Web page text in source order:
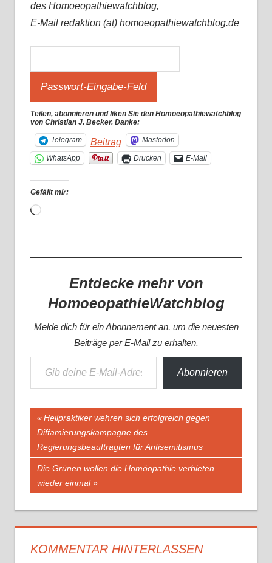
des Homoeopathiewatchblog,
E-Mail redaktion (at) homoeopathiewatchblog.de
Teilen, abonnieren und liken Sie den Homoeopathiewatchblog
von Christian J. Becker. Danke:
Telegram Beitrag Mastodon
WhatsApp Drucken E-Mail
Gefällt mir:
Wird
Entdecke mehr von
HomoeopathieWatchblog
Melde dich für ein Abonnement an, um die neuesten
Beiträge per E-Mail zu erhalten.
Gib deine E-Mail-Adresse ein ...
Abonnieren
Beitragsnavigation
Vorheriger
Beitrag:
Heilpraktiker wehren sich erfolgreich gegen
Diffamierungskampagne des
Regierungsbeauftragten für Antisemitismus
Nächster
Beitrag:
Die Grünen wollen die Homöopathie verbieten –
wieder einmal
KOMMENTAR HINTERLASSEN